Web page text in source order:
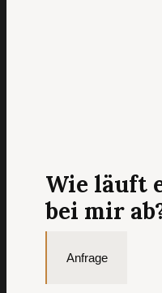
Wie läuft
bei mir
Anfrage